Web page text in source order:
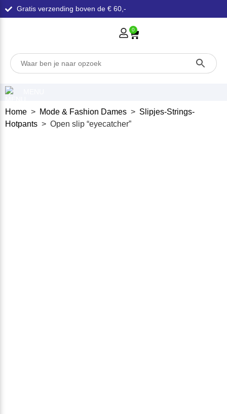
Gratis verzending boven de € 60,-
0
Home > Mode & Fashion Dames > Slipjes-Strings-
Hotpants > Open slip “eyecatcher”